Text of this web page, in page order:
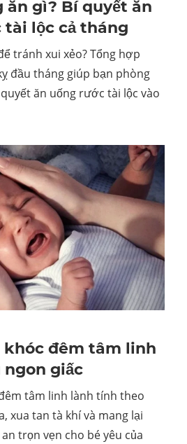
ăn gì? Bí quyết ăn
tài lộc cả tháng
tránh xui xẻo? Tổng hợp
đầu tháng giúp bạn phòng
ăn uống rước tài lộc vào
khóc đêm tâm linh
giấc
tâm linh lành tính theo
xua tan tà khí và mang lại
trọn vẹn cho bé yêu của